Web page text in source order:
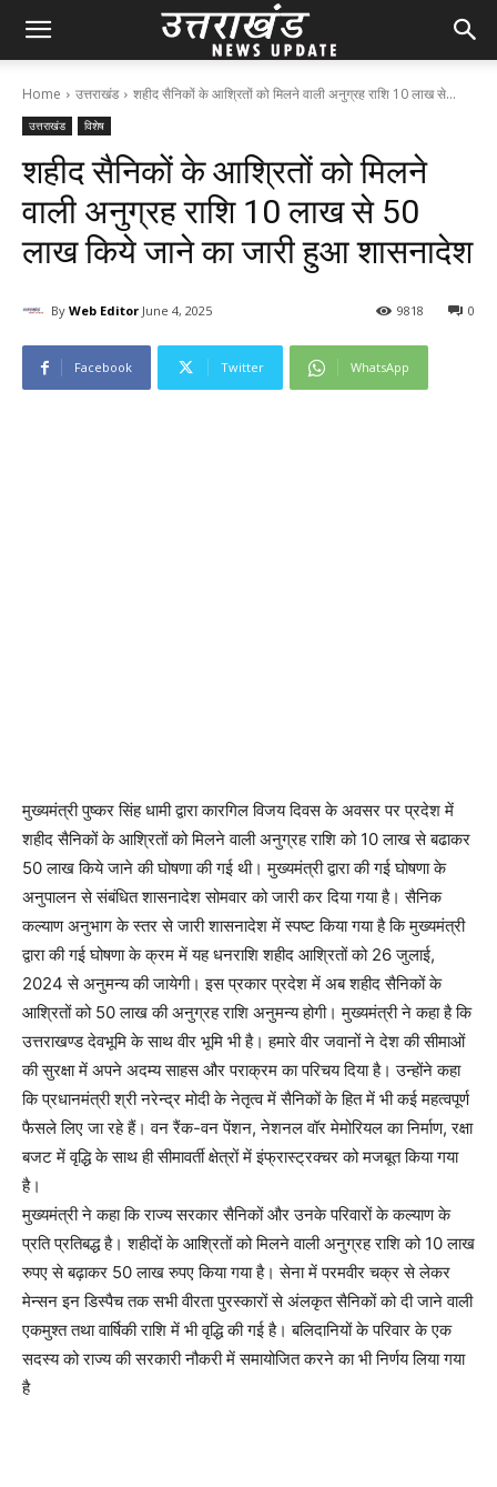
Home उत्तराखंड शहीद सैनिकों के आश्रितों को मिलने वाली अनुग्रह राशि 10 लाख से...
उत्तराखंड विशेष
शहीद सैनिकों के आश्रितों को मिलने
वाली अनुग्रह राशि 10 लाख से 50
लाख किये जाने का जारी हुआ शासनादेश
By Web Editor June 4, 2025 0
9818
Facebook Twitter WhatsApp
मुख्यमंत्री पुष्कर सिंह धामी द्वारा कारगिल विजय दिवस के अवसर पर प्रदेश में
शहीद सैनिकों के आश्रितों को मिलने वाली अनुग्रह राशि को 10 लाख से बढाकर
50 लाख किये जाने की घोषणा की गई थी। मुख्यमंत्री द्वारा की गई घोषणा के
अनुपालन से संबंधित शासनादेश सोमवार को जारी कर दिया गया है। सैनिक
कल्याण अनुभाग के स्तर से जारी शासनादेश में स्पष्ट किया गया है कि मुख्यमंत्री
द्वारा की गई घोषणा के क्रम में यह धनराशि शहीद आश्रितों को 26 जुलाई,
2024 से अनुमन्य की जायेगी। इस प्रकार प्रदेश में अब शहीद सैनिकों के
आश्रितों को 50 लाख की अनुग्रह राशि अनुमन्य होगी। मुख्यमंत्री ने कहा है कि
उत्तराखण्ड देवभूमि के साथ वीर भूमि भी है। हमारे वीर जवानों ने देश की सीमाओं
की सुरक्षा में अपने अदम्य साहस और पराक्रम का परिचय दिया है। उन्होंने कहा
कि प्रधानमंत्री श्री नरेन्द्र मोदी के नेतृत्व में सैनिकों के हित में भी कई महत्वपूर्ण
फैसले लिए जा रहे हैं। वन रैंक-वन पेंशन, नेशनल वॉर मेमोरियल का निर्माण, रक्षा
बजट में वृद्धि के साथ ही सीमावर्ती क्षेत्रों में इंफ्रास्ट्रक्चर को मजबूत किया गया
है।
मुख्यमंत्री ने कहा कि राज्य सरकार सैनिकों और उनके परिवारों के कल्याण के
प्रति प्रतिबद्ध है। शहीदों के आश्रितों को मिलने वाली अनुग्रह राशि को 10 लाख
रुपए से बढ़ाकर 50 लाख रुपए किया गया है। सेना में परमवीर चक्र से लेकर
मेन्सन इन डिस्पैच तक सभी वीरता पुरस्कारों से अंलकृत सैनिकों को दी जाने वाली
एकमुश्त तथा वार्षिकी राशि में भी वृद्धि की गई है। बलिदानियों के परिवार के एक
सदस्य को राज्य की सरकारी नौकरी में समायोजित करने का भी निर्णय लिया गया
है